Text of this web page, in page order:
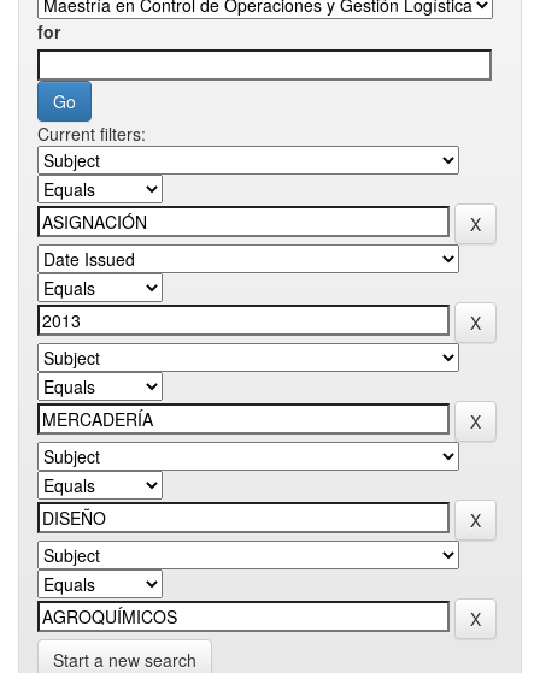
for
Current filters:
Start a new search